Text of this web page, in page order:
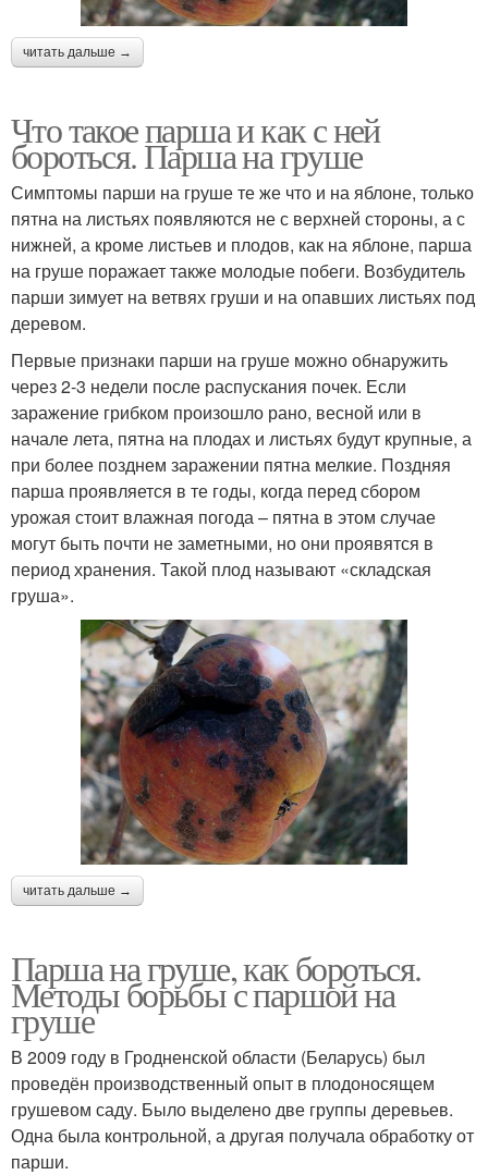
читать дальше →
Что такое парша и как с ней
бороться. Парша на груше
Симптомы парши на груше те же что и на яблоне, только
пятна на листьях появляются не с верхней стороны, а с
нижней, а кроме листьев и плодов, как на яблоне, парша
на груше поражает также молодые побеги. Возбудитель
парши зимует на ветвях груши и на опавших листьях под
деревом.
Первые признаки парши на груше можно обнаружить
через 2-3 недели после распускания почек. Если
заражение грибком произошло рано, весной или в
начале лета, пятна на плодах и листьях будут крупные, а
при более позднем заражении пятна мелкие. Поздняя
парша проявляется в те годы, когда перед сбором
урожая стоит влажная погода – пятна в этом случае
могут быть почти не заметными, но они проявятся в
период хранения. Такой плод называют «складская
груша».
читать дальше →
Парша на груше, как бороться.
Методы борьбы с паршой на
груше
В 2009 году в Гродненской области (Беларусь) был
проведён производственный опыт в плодоносящем
грушевом саду. Было выделено две группы деревьев.
Одна была контрольной, а другая получала обработку от
парши.